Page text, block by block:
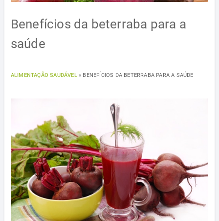
Benefícios da beterraba para a
saúde
ALIMENTAÇÃO SAUDÁVEL» BENEFÍCIOS DA BETERRABA PARA A SAÚDE